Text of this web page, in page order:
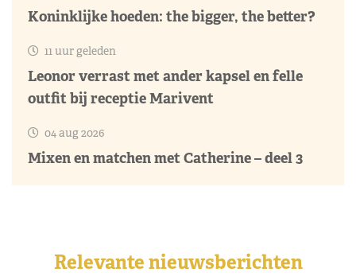
Koninklijke hoeden: the bigger, the better?
11 uur geleden
Leonor verrast met ander kapsel en felle
outfit bij receptie Marivent
04 aug 2026
Mixen en matchen met Catherine – deel 3
Relevante nieuwsberichten